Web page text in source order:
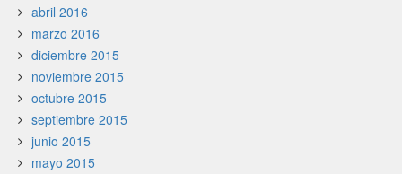
abril 2016
marzo 2016
diciembre 2015
noviembre 2015
octubre 2015
septiembre 2015
junio 2015
mayo 2015